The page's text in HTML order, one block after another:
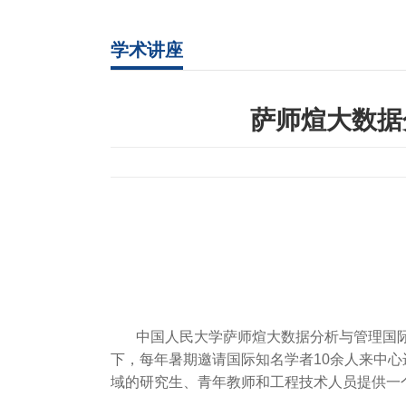
学术讲座
萨师煊大数
中国人民大学萨师煊大数据分析与管理国
下，每年暑期邀请国际知名学者10余人来中
域的研究生、青年教师和工程技术人员提供